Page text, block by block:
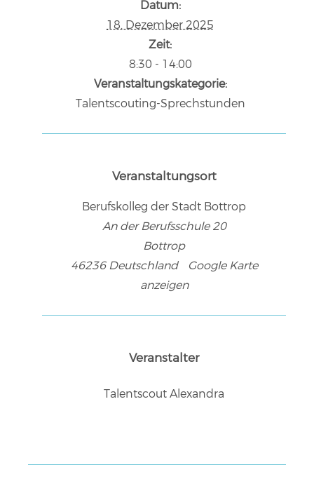
Datum:
18. Dezember 2025
Zeit:
8:30 - 14:00
Veranstaltungskategorie:
Talentscouting-Sprechstunden
Veranstaltungsort
Berufskolleg der Stadt Bottrop
An der Berufsschule 20
Bottrop
46236 Deutschland
Google Karte
anzeigen
Veranstalter
Talentscout Alexandra